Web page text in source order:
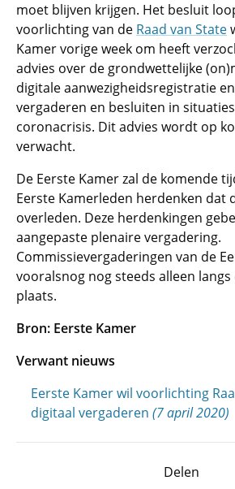
moet blijven krijgen. Het besluit
voorlichting van de Raad van State
Kamer vorige week om heeft
advies over de grondwettelijke
digitale aanwezigheidsregistratie
vergaderen en besluiten in
coronacrisis. Dit advies wordt op
verwacht.
De Eerste Kamer zal de komende
Eerste Kamerleden herdenken dat
overleden. Deze herdenkingen
aangepaste plenaire vergadering.
Commissievergaderingen van de
vooralsnog nog steeds alleen
plaats.
Bron: Eerste Kamer
Verwant nieuws
Eerste Kamer wil voorlichting
digitaal vergaderen (7 april 2020)
Delen